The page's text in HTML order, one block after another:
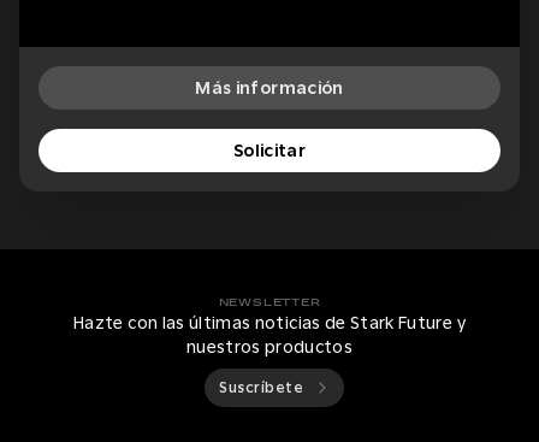
Más información
Solicitar
NEWSLETTER
Hazte con las últimas noticias de Stark Future y
nuestros productos
Suscríbete